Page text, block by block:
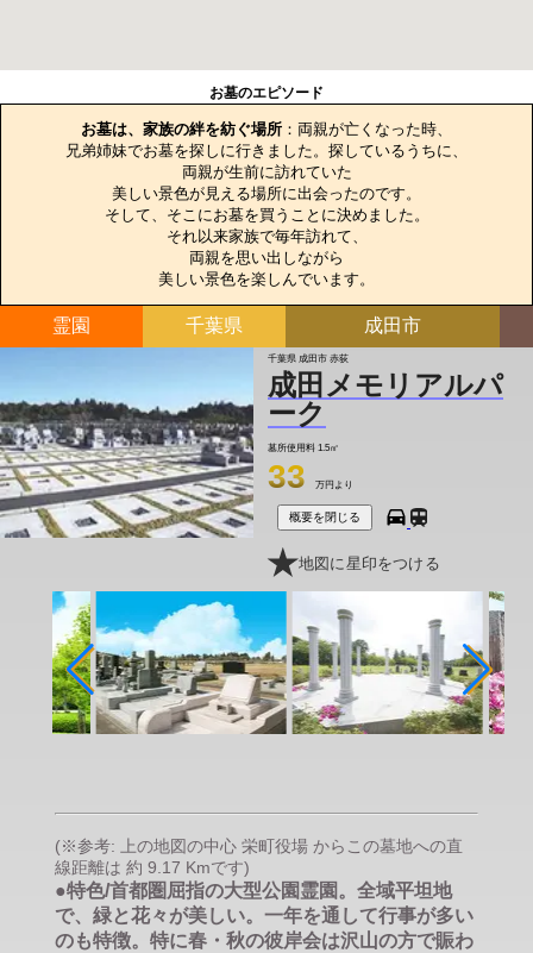
お墓のエピソード
お墓は、家族の絆を紡ぐ場所 ：両親が亡くなった時、
兄弟姉妹でお墓を探しに行きました。探しているうちに、
両親が生前に訪れていた
美しい景色が見える場所に出会ったのです。
そして、そこにお墓を買うことに決めました。
それ以来家族で毎年訪れて、
両親を思い出しながら
美しい景色を楽しんでいます。
霊園 千葉県 成田市
千葉県 成田市 赤荻
成田メモリアルパ
ーク
墓所使用料 1.5㎡
33 万円より
概要を閉じる
地図に星印をつける
(※参考: 上の地図の中心 栄町役場 からこの墓地への直
線距離は 約 9.17 Kmです)
●特色/首都圏屈指の大型公園霊園。全域平坦地
で、緑と花々が美しい。一年を通して行事が多い
のも特徴。特に春・秋の彼岸会は沢山の方で賑わ